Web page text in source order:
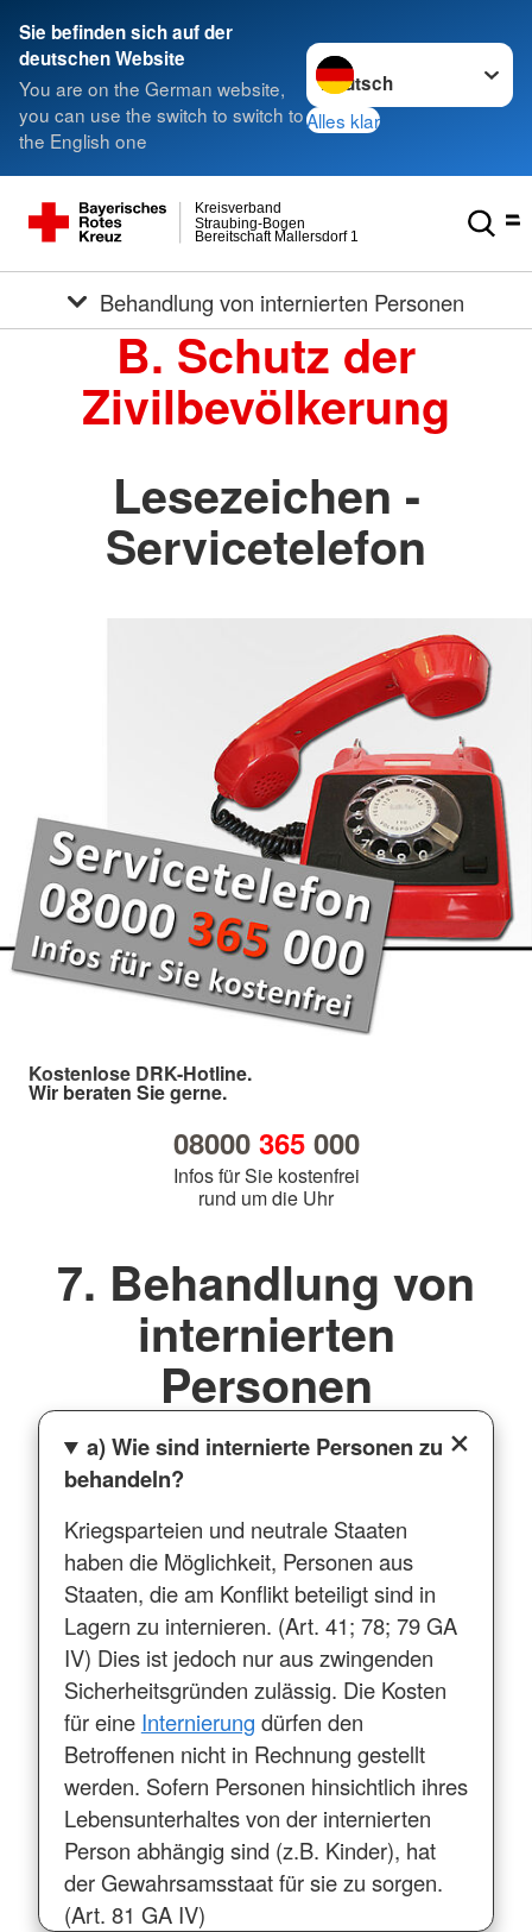
Sie befinden sich auf der
deutschen Website
You are on the German website,
you can use the switch to switch to
the English one
Sprache wechseln zu
Alles klar
Bereitschaft Mallersdorf 1
Straubing-Bogen
Kreisverband
Behandlung von internierten Personen
B. Schutz der
Zivilbevölkerung
Lesezeichen -
Servicetelefon
Kostenlose DRK-Hotline.
Wir beraten Sie gerne.
08000 365000
Infos für Sie kostenfrei
rund um die Uhr
7. Behandlung von
internierten
Personen
a) Wie sind internierte Personen zu
behandeln?
Kriegsparteien und neutrale Staaten
haben die Möglichkeit, Personen aus
Staaten, die am Konflikt beteiligt sind in
Lagern zu internieren. (Art. 41; 78; 79 GA
IV) Dies ist jedoch nur aus zwingenden
Sicherheitsgründen zulässig. Die Kosten
für eine Internierung dürfen den
Betroffenen nicht in Rechnung gestellt
werden. Sofern Personen hinsichtlich ihres
Lebensunterhaltes von der internierten
Person abhängig sind (z.B. Kinder), hat
der Gewahrsamsstaat für sie zu sorgen.
(Art. 81 GA IV)